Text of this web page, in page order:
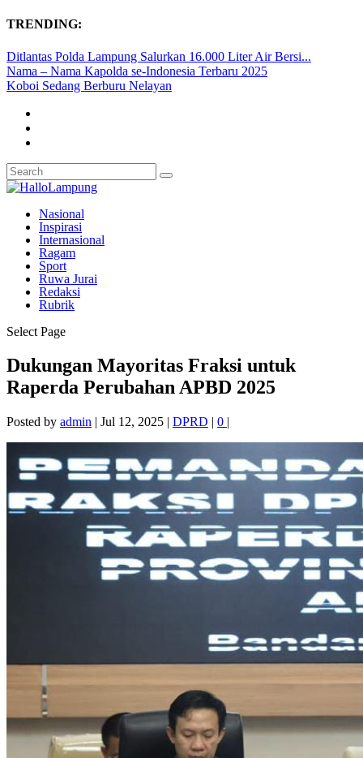
TRENDING:
Ditlantas Polda Lampung Salurkan 16.000 Liter Air Bersi...
Nama – Nama Kapolda se-Indonesia Terbaru 2025
Koboi Sedang Berburu Nelayan
Nasional
Inspirasi
Internasional
Ragam
Sport
Ruwa Jurai
Redaksi
Rubrik
Select Page
Dukungan Mayoritas Fraksi untuk
Raperda Perubahan APBD 2025
Posted by admin | Jul 12, 2025 | DPRD | 0 |